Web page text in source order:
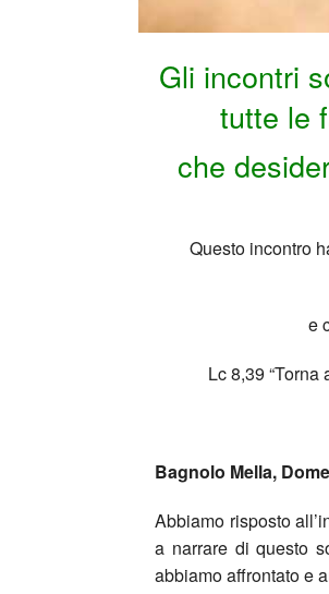
Coro
Gli incontri
tutte le
che
Questo incontro
e
Lc 8,39
Bagnolo Mella,
Abbiamo risposto
a narrare di questo
abbiamo affrontato e